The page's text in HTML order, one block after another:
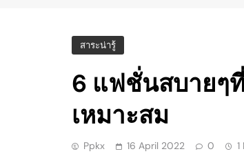
สาระน่ารู้
6 แฟชั่นสบายๆ
เหมาะสม
Ppkx 16 April 2022 0 1